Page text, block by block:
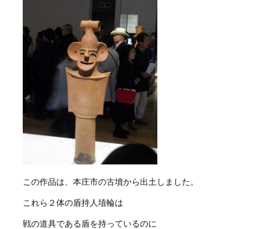
この作品は、本庄市の古墳から出土しました。
これら２体の盾持人埴輪は
戦の道具である盾を持っているのに